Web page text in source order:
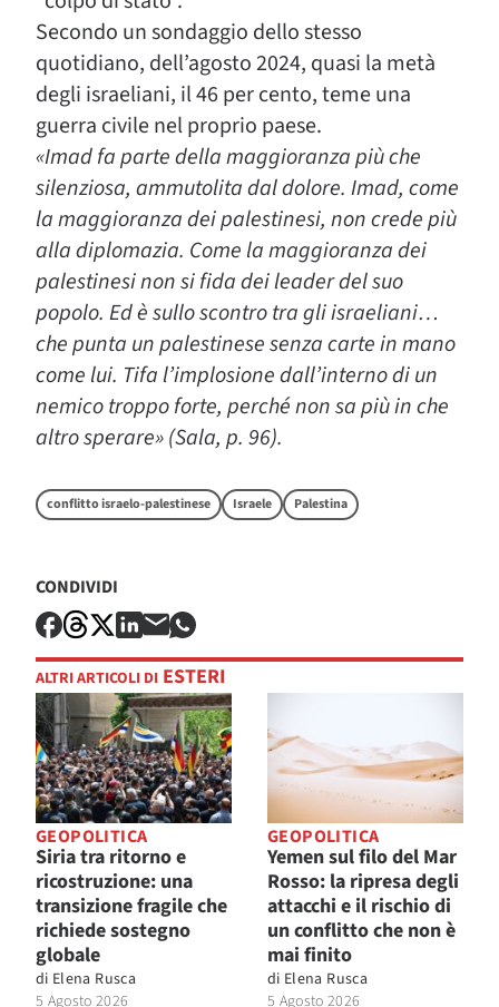
Secondo un sondaggio dello stesso
quotidiano, dell’agosto 2024, quasi la metà
degli israeliani, il 46 per cento, teme una
guerra civile nel proprio paese.
«Imad fa parte della maggioranza più che
silenziosa, ammutolita dal dolore. Imad, come
la maggioranza dei palestinesi, non crede più
alla diplomazia. Come la maggioranza dei
palestinesi non si fida dei leader del suo
popolo. Ed è sullo scontro tra gli israeliani…
che punta un palestinese senza carte in mano
come lui. Tifa l’implosione dall’interno di un
nemico troppo forte, perché non sa più in che
altro sperare» (Sala, p. 96).
conflitto israelo-palestinese Israele Palestina
CONDIVIDI
ALTRI ARTICOLI DI ESTERI
GEOPOLITICA
Siria tra ritorno e
ricostruzione: una
transizione fragile che
richiede sostegno
globale
di Elena Rusca
5 Agosto 2026
GEOPOLITICA
Yemen sul filo del Mar
Rosso: la ripresa degli
attacchi e il rischio di
un conflitto che non è
mai finito
di Elena Rusca
5 Agosto 2026